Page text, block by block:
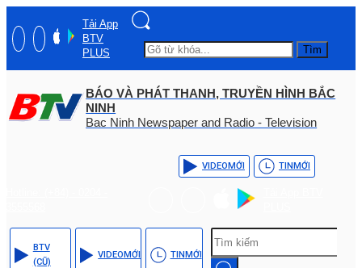
Tải App
BTV
PLUS
Tìm
BÁO VÀ PHÁT THANH, TRUYỀN HÌNH BẮC
NINH
Bac Ninh Newspaper and Radio - Television
VIDEOMỚI TINMỚI
BTV
(CŨ)
VIDEOMỚI TINMỚI